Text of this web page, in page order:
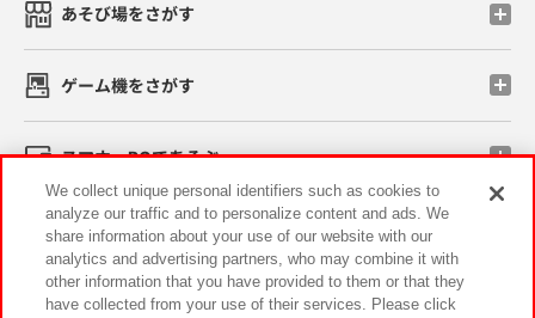
あそび場をさがす
ゲーム機をさがす
スマホ・PCであそぶ
イベント・キャンペーン
We collect unique personal identifiers such as cookies to
analyze our traffic and to personalize content and ads. We
share information about your use of our website with our
analytics and advertising partners, who may combine it with
other information that you have provided to them or that they
have collected from your use of their services. Please click